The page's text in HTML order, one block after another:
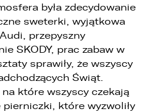
była zdecydowanie
sweterki, wyjątkowa
przepyszny
SKODY, prac zabaw w
sprawiły, że wszyscy
Świąt.
które wszyscy czekają
pierniczki, które wyzwoliły
znajdować się
który mamy zastąpić
ZASTĄP
udostępnić ofertę.